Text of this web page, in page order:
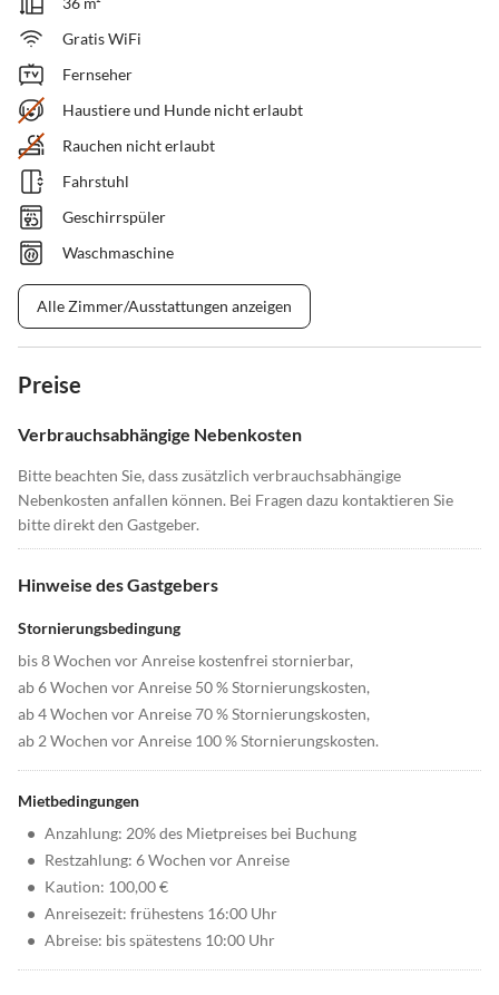
Gratis WiFi
Fernseher
Haustiere und Hunde nicht erlaubt
Rauchen nicht erlaubt
Fahrstuhl
Geschirrspüler
Waschmaschine
Alle Zimmer/Ausstattungen anzeigen
Preise
Verbrauchsabhängige Nebenkosten
Bitte beachten Sie, dass zusätzlich verbrauchsabhängige
Nebenkosten anfallen können. Bei Fragen dazu kontaktieren Sie
bitte direkt den Gastgeber.
Hinweise des Gastgebers
Stornierungsbedingung
bis 8 Wochen vor Anreise kostenfrei stornierbar,
ab 6 Wochen vor Anreise 50 % Stornierungskosten,
ab 4 Wochen vor Anreise 70 % Stornierungskosten,
ab 2 Wochen vor Anreise 100 % Stornierungskosten.
Mietbedingungen
• Anzahlung: 20% des Mietpreises bei Buchung
• Restzahlung: 6 Wochen vor Anreise
• Kaution: 100,00 €
• Anreisezeit: frühestens 16:00 Uhr
• Abreise: bis spätestens 10:00 Uhr